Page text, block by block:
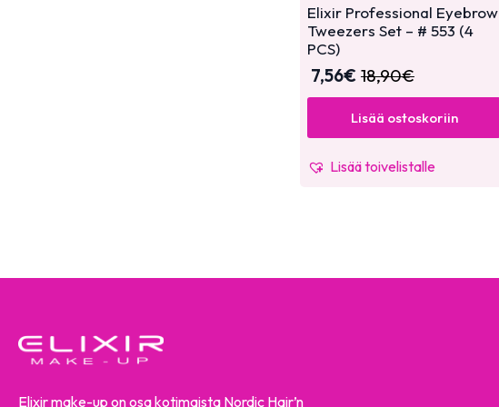
Elixir Professional Eyebrow
Tweezers Set – # 553 (4
PCS)
18,90€
7,56€
Lisää ostoskoriin
Lisää toivelistalle
Elixir make-up on osa kotimaista Nordic Hair’n